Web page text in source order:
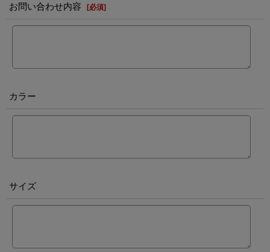
お問い合わせ内容 [必須]
カラー
サイズ